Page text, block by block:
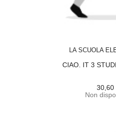
LA SCUOLA
CIAO. IT 3
30,60
Non